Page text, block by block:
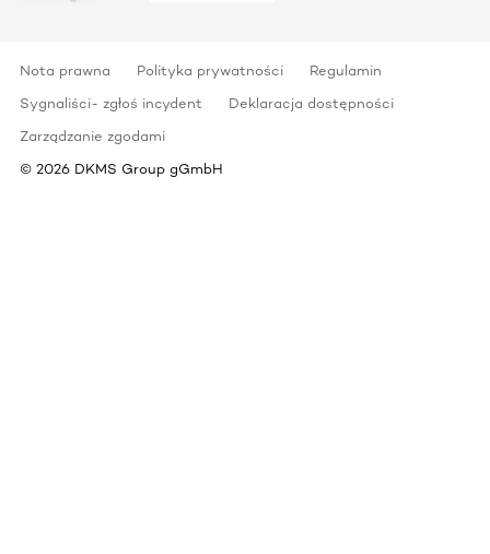
Nota prawna Polityka prywatności
Regulamin
Sygnaliści- zgłoś incydent
Deklaracja dostępności
Zarządzanie zgodami
© 2026 DKMS Group gGmbH